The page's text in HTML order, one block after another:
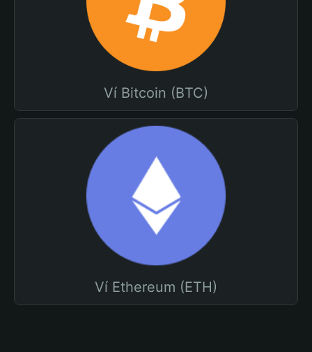
Ví Bitcoin (BTC)
Ví Ethereum (ETH)